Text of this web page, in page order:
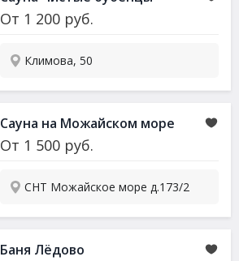
От 1 200 руб.
Климова, 50
Сауна на Можайском море
От 1 500 руб.
СНТ Можайское море д.173/2
Баня Лёдово